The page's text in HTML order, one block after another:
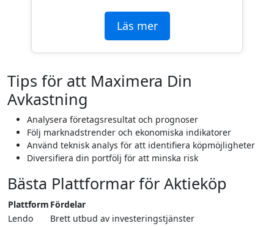
Läs mer
Tips för att Maximera Din
Avkastning
Analysera företagsresultat och prognoser
Följ marknadstrender och ekonomiska indikatorer
Använd teknisk analys för att identifiera köpmöjligheter
Diversifiera din portfölj för att minska risk
Bästa Plattformar för Aktieköp
Plattform Fördelar
Lendo
Brett utbud av investeringstjänster